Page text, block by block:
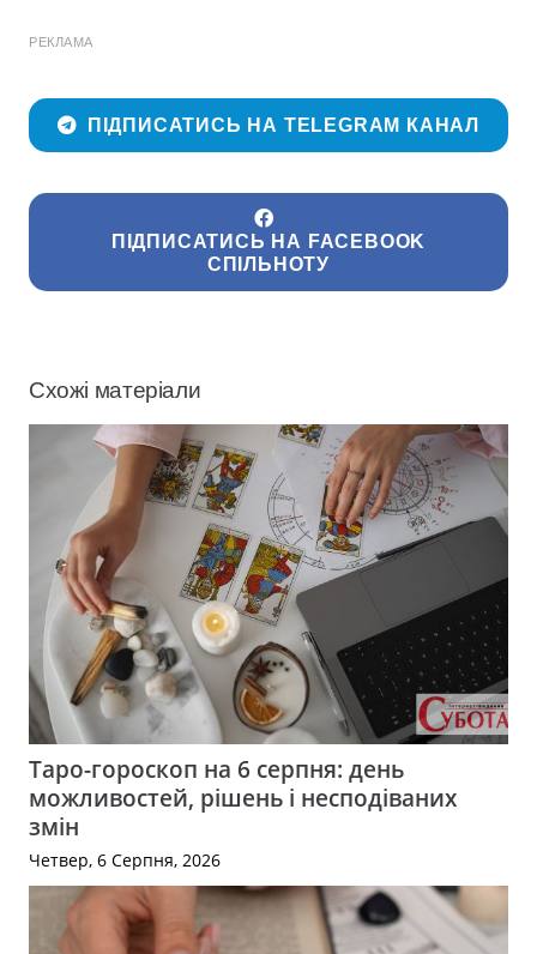
РЕКЛАМА
ПІДПИСАТИСЬ НА TELEGRAM КАНАЛ
ПІДПИСАТИСЬ НА FACEBOOK
СПІЛЬНОТУ
Схожі матеріали
Таро-гороскоп на 6 серпня: день
можливостей, рішень і несподіваних
змін
Четвер, 6 Серпня, 2026